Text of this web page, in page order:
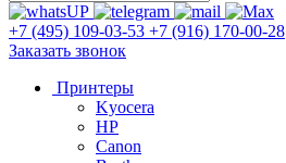
+7 (495) 109-03-53 +7 (916) 170-00-28
Заказать звонок
Принтеры
Kyocera
HP
Canon